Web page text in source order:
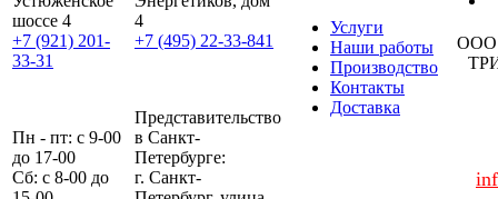
шоссе 4
+7 (921) 201-
33-31
4
+7 (495) 22-33-841
Услуги
Наши работы
Производство
Контакты
Доставка
ООО
Пн - пт: с 9-00
до 17-00
Сб: с 8-00 до
Представительство
в Санкт-
Петербурге:
г. Санкт-